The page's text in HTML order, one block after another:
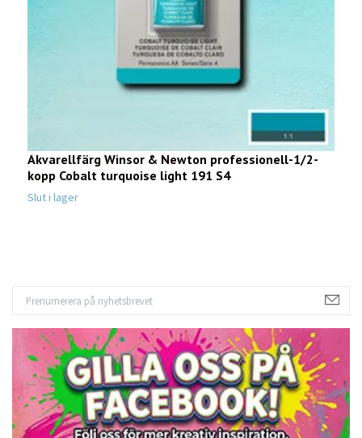
Akvarellfärg Winsor & Newton professionell-1/2-
kopp Cobalt turquoise light 191 S4
Slut i lager